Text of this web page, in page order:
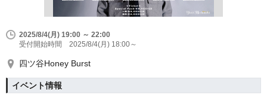
2025/8/4(月) 19:00 ～ 22:00
受付開始時間 2025/8/4(月) 18:00～
四ツ谷Honey Burst
イベント情報